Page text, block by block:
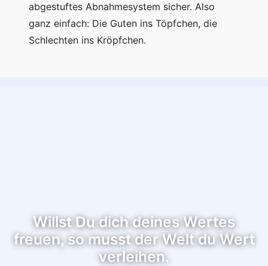
abgestuftes Abnahmesystem sicher. Also
ganz einfach: Die Guten ins Töpfchen, die
Schlechten ins Kröpfchen.
Willst Du dich deines Wertes
freuen, so musst der Welt du Wert
verleihen.